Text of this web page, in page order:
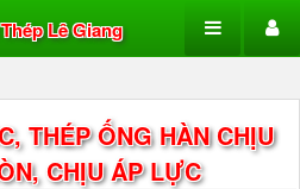
Lê Giang
THÉP ỐNG HÀN CHỊU
CHỊU ÁP LỰC